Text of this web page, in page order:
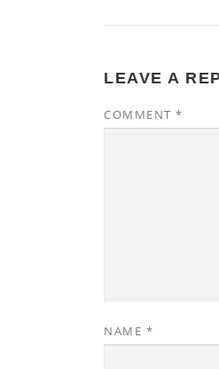
LEAVE A
COMMENT *
NAME *